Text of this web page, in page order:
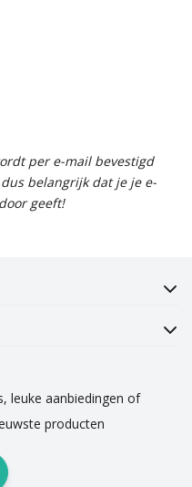
per e-mail bevestigd
belangrijk dat je je e-
geeft!
leuke aanbiedingen of
producten